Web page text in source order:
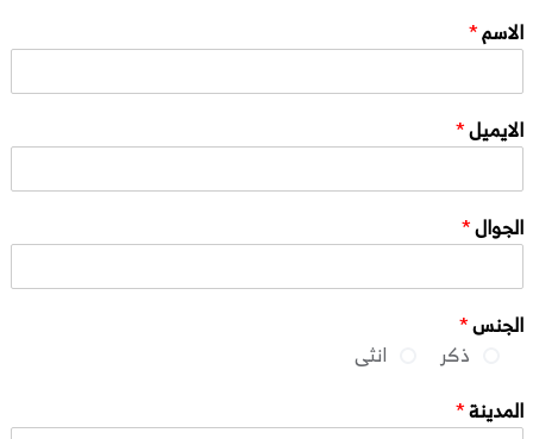
الاسم*
الايميل*
الجوال*
الجنس*
ذكر
انثى
المدينة*